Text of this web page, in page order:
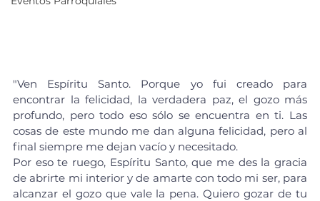
"Ven Espíritu Santo. Porque yo fui creado para
encontrar la felicidad, la verdadera paz, el gozo más
profundo, pero todo eso sólo se encuentra en ti. Las
cosas de este mundo me dan alguna felicidad, pero al
final siempre me dejan vacío y necesitado.
Por eso te ruego, Espíritu Santo, que me des la gracia
de abrirte mi interior y de amarte con todo mi ser, para
alcanzar el gozo que vale la pena. Quiero gozar de tu